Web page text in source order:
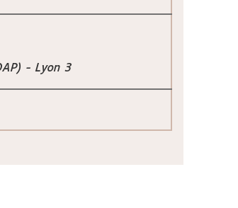
- Lyon 3